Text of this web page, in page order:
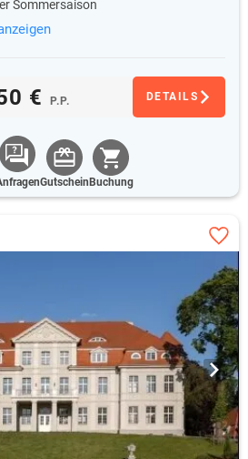
Sommersaison
€ P.P. DETAILS
Gutschein Buchung